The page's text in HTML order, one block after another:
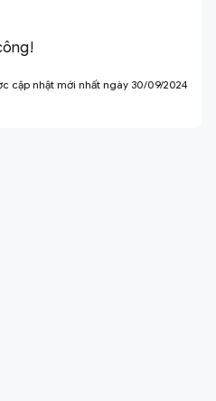
cập nhật mới nhất ngày 30/09/2024